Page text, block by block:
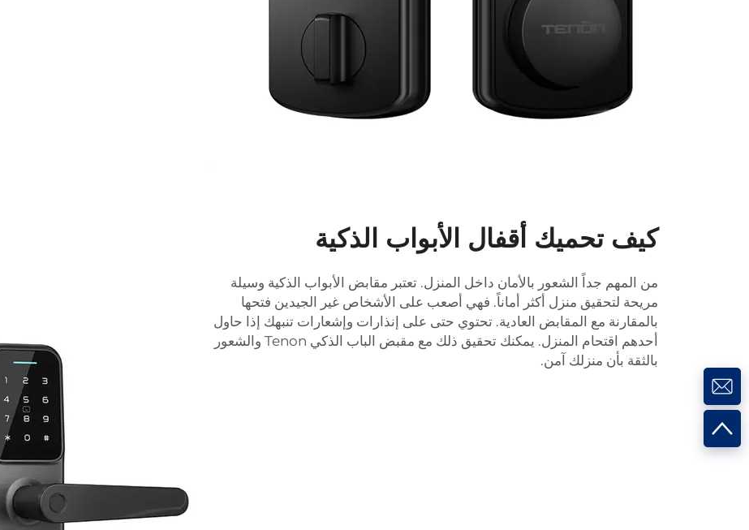
كيف تحميك أقفال الأبواب الذكية
من المهم جداً الشعور بالأمان داخل المنزل. تعتبر مقابض الأبواب الذكية وسيلة
مريحة لتحقيق منزل أكثر أماناً. فهي أصعب على الأشخاص غير الجيدين فتحها
بالمقارنة مع المقابض العادية. تحتوي حتى على إنذارات وإشعارات تنبهك إذا حاول
أحدهم اقتحام المنزل. يمكنك تحقيق ذلك مع مقبض الباب الذكي Tenon والشعور
بالثقة بأن منزلك آمن.